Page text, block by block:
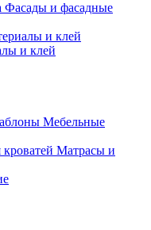
Фасады и фасадные
и клей
Мебельные
Матрасы и